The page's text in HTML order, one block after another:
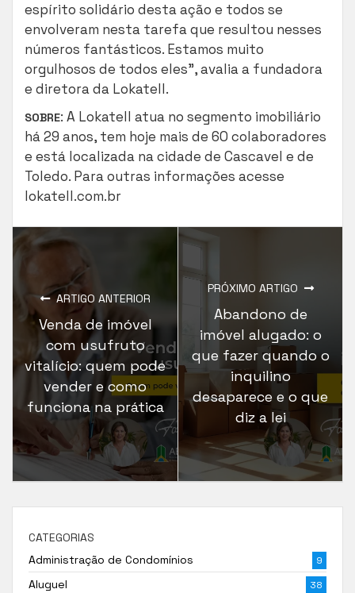
espírito solidário desta ação e todos se
envolveram nesta tarefa que resultou nesses
números fantásticos. Estamos muito
orgulhosos de todos eles”, avalia a fundadora
e diretora da Lokatell.
SOBRE: A Lokatell atua no segmento imobiliário
há 29 anos, tem hoje mais de 60 colaboradores
e está localizada na cidade de Cascavel e de
Toledo. Para outras informações acesse
lokatell.com.br
ARTIGO ANTERIOR
Venda de imóvel
com usufruto
vitalício: quem pode
vender e como
funciona na prática
PRÓXIMO ARTIGO
Abandono de
imóvel alugado: o
que fazer quando o
inquilino
desaparece e o que
diz a lei
CATEGORIAS
Administração de Condomínios
9
Aluguel 38